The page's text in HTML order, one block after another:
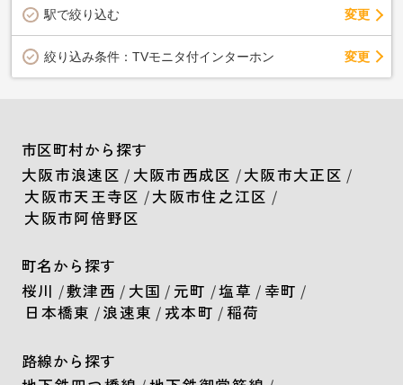
駅で絞り込む 変更
絞り込み条件： TVモニタ付インターホン 変更
市区町村から探す
大阪市浪速区 / 大阪市西成区 /大阪市大正区 /
大阪市天王寺区 /大阪市住之江区 /
大阪市阿倍野区
町名から探す
桜川 /敷津西 / 大国 / 元町 /塩草 / 幸町 /
日本橋東 /浪速東 / 戎本町 /稲荷
路線から探す